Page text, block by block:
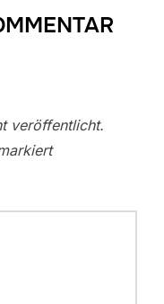
veröffentlicht.